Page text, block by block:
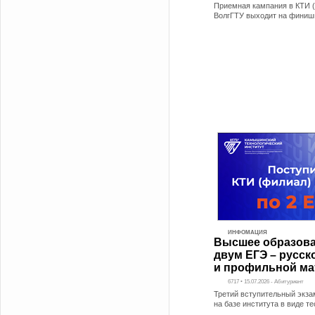
Приемная кампания в КТИ
ВолгГТУ выходит на
ИНФОМАЦИЯ
Высшее
двум ЕГЭ –
и профильной
6717 • 15.07.2026 - Абитуриент
Третий вступительный
на базе института в виде